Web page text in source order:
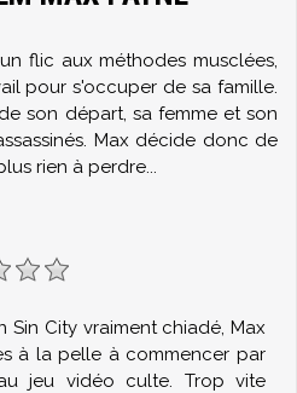
flic aux méthodes musclées,
pour s'occuper de sa famille.
son départ, sa femme et son
Max décide donc de
rien à perdre...
City vraiment chiadé, Max
à la pelle à commencer par
jeu vidéo culte. Trop vite